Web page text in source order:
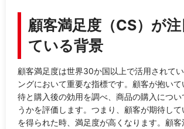
顧客満足度（CS）が
ている背景
顧客満足度は世界30か国以上で活用されて
ングにおいて重要な指標です。顧客が抱い
待と購入後の効用を調べ、商品の購入につ
うかを評価します。つまり、顧客が期待し
を得られた時、満足度が高くなります。顧客